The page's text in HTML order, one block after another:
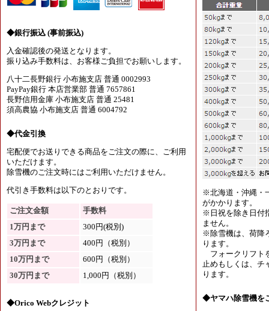
◆銀行振込 (事前振込)
入金確認後の発送となります。
振り込み手数料は、お客様ご負担でお願いします。
八十二長野銀行 小布施支店 普通 0002993
PayPay銀行 本店営業部 普通 7657861
長野信用金庫 小布施支店 普通 25481
須高農協 小布施支店 普通 6004792
◆代金引換
宅配便でお送りできる商品をご注文の際に、ご利用
いただけます。
除雪機のご注文時にはご利用いただけません。
代引き手数料は以下のとおりです。
ご注文金額
手数料
1万円まで
300円(税別)
3万円まで
400円（税別）
10万円まで
600円（税別）
30万円まで
1,000円（税別）
◆Orico Webクレジット
※北海道・沖縄・
がかかります。
※日祝を除き日付
ません。
※除雪機は、荷降
ります。
フォークリフト
止めもしくは、チ
ります。
◆ヤマハ除雪機を